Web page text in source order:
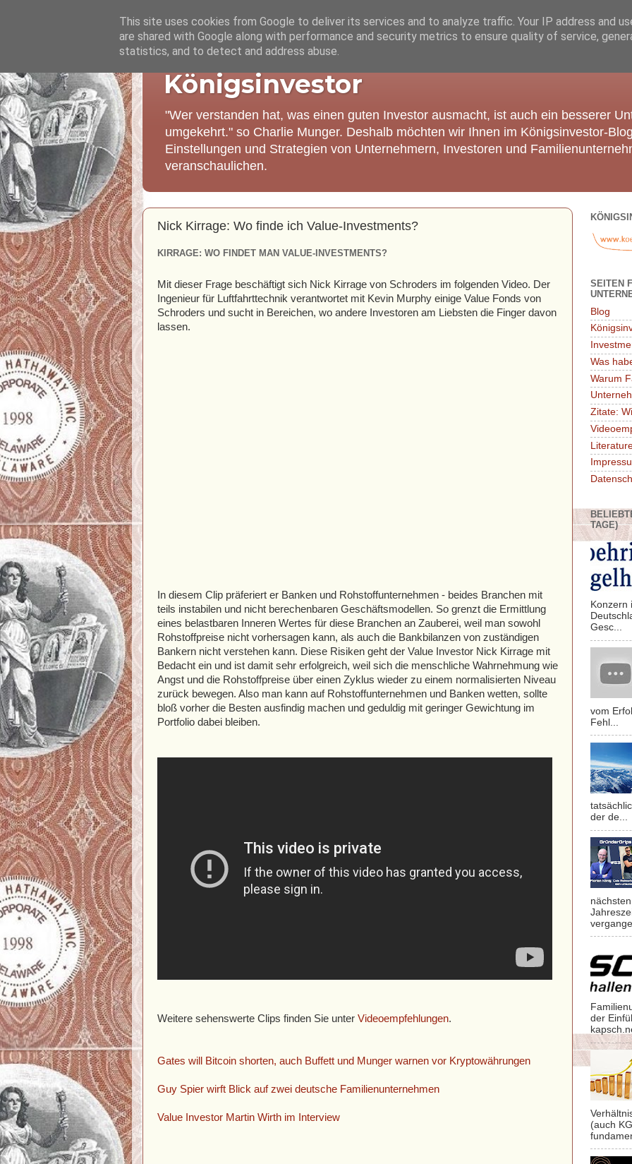
Königsinvestor
"Wer verstanden hat, was einen guten Investor ausmacht, ist auch ein besserer
umgekehrt." so Charlie Munger. Deshalb möchten wir Ihnen im Königsinvestor-
Einstellungen und Strategien von Unternehmern, Investoren und
veranschaulichen.
Nick Kirrage: Wo finde ich Value-Investments?
KIRRAGE: WO FINDET MAN VALUE-INVESTMENTS?
Mit dieser Frage beschäftigt sich Nick Kirrage von Schroders im folgenden Video. Der
Ingenieur für Luftfahrttechnik verantwortet mit Kevin Murphy einige Value Fonds von
Schroders und sucht in Bereichen, wo andere Investoren am Liebsten die Finger davon
lassen.
In diesem Clip präferiert er Banken und Rohstoffunternehmen - beides Branchen mit
teils instabilen und nicht berechenbaren Geschäftsmodellen. So grenzt die Ermittlung
eines belastbaren Inneren Wertes für diese Branchen an Zauberei, weil man sowohl
Rohstoffpreise nicht vorhersagen kann, als auch die Bankbilanzen von zuständigen
Bankern nicht verstehen kann. Diese Risiken geht der Value Investor Nick Kirrage mit
Bedacht ein und ist damit sehr erfolgreich, weil sich die menschliche Wahrnehmung wie
Angst und die Rohstoffpreise über einen Zyklus wieder zu einem normalisierten Niveau
zurück bewegen. Also man kann auf Rohstoffunternehmen und Banken wetten, sollte
bloß vorher die Besten ausfindig machen und geduldig mit geringer Gewichtung im
Portfolio dabei bleiben.
Weitere sehenswerte Clips finden Sie unter Videoempfehlungen.
Gates will Bitcoin shorten, auch Buffett und Munger warnen vor Kryptowährungen
Guy Spier wirft Blick auf zwei deutsche Familienunternehmen
Value Investor Martin Wirth im Interview
SEITEN
Blog
Was
Warum
Zitate:
TAGE)
Konzern
Gesc...
vom
Fehl...
der de...
der
(auch
This site uses cookies from Google to deliver its services and to analyze traffic. Your IP address and
are shared with Google along with performance and security metrics to ensure quality of service,
statistics, and to detect and address abuse.